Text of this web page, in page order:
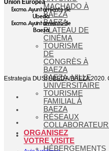
MACHADO À
BAEZA
BAEZA
PLATEAU DE
CINÉMA
TOURISME
DE
CONGRÈS À
BAEZA
BAEZA, VILLE
UNIVERSITAIRE
TOURISME
FAMILIAL À
BAEZA
RÉSEAUX
ORGANISEZ
VOTRE VISITE
HÉBERGEMENTS
Unión Europea
Excmo. Ayuntamiento de
Ubeda
Excmo. Ayuntamiento de
Baeza
Estrategia DUSI ÚBEDA/BAEZA